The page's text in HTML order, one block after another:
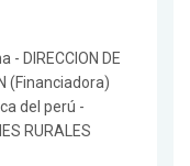
DIRECCION DE
(Financiadora)
del perú -
RURALES